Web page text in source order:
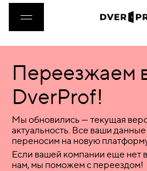
ДВЕРИ
ФУРНИТУРА
ВОРОТА
Переезжаем
DverProf!
Мы обновились — текущая
актуальность. Все ваши
переносим на новую
Если вашей компании еще нет
нам, мы поможем с переездом!